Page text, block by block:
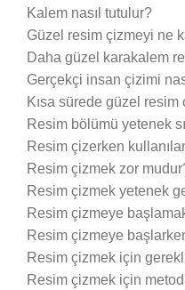
Kalem nasıl tutulur?
Güzel resim çizmeyi ne
Daha güzel karakalem
Gerçekçi insan çizimi
Kısa sürede güzel
Resim bölümü yetenek
Resim çizerken
Resim çizmek zor
Resim çizmek yetenek
Resim çizmeye başlamak
Resim çizmeye
Resim çizmek için
Resim çizmek için